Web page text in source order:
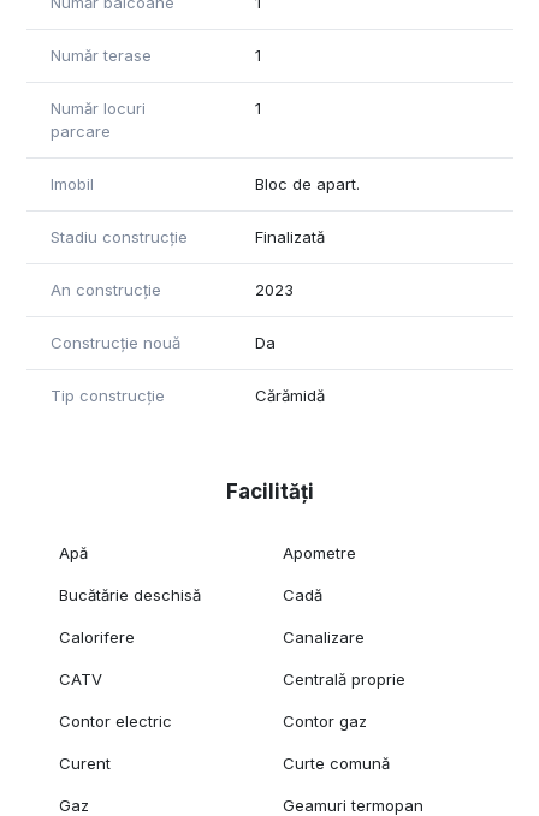
Număr terase 1
Număr locuri
parcare
1
Imobil Bloc de apart.
Stadiu construcție Finalizată
An construcție 2023
Construcție nouă Da
Tip construcție Cărămidă
Facilități
Apă Apometre
Bucătărie deschisă Cadă
Calorifere Canalizare
CATV Centrală proprie
Contor electric Contor gaz
Curent Curte comună
Gaz Geamuri termopan